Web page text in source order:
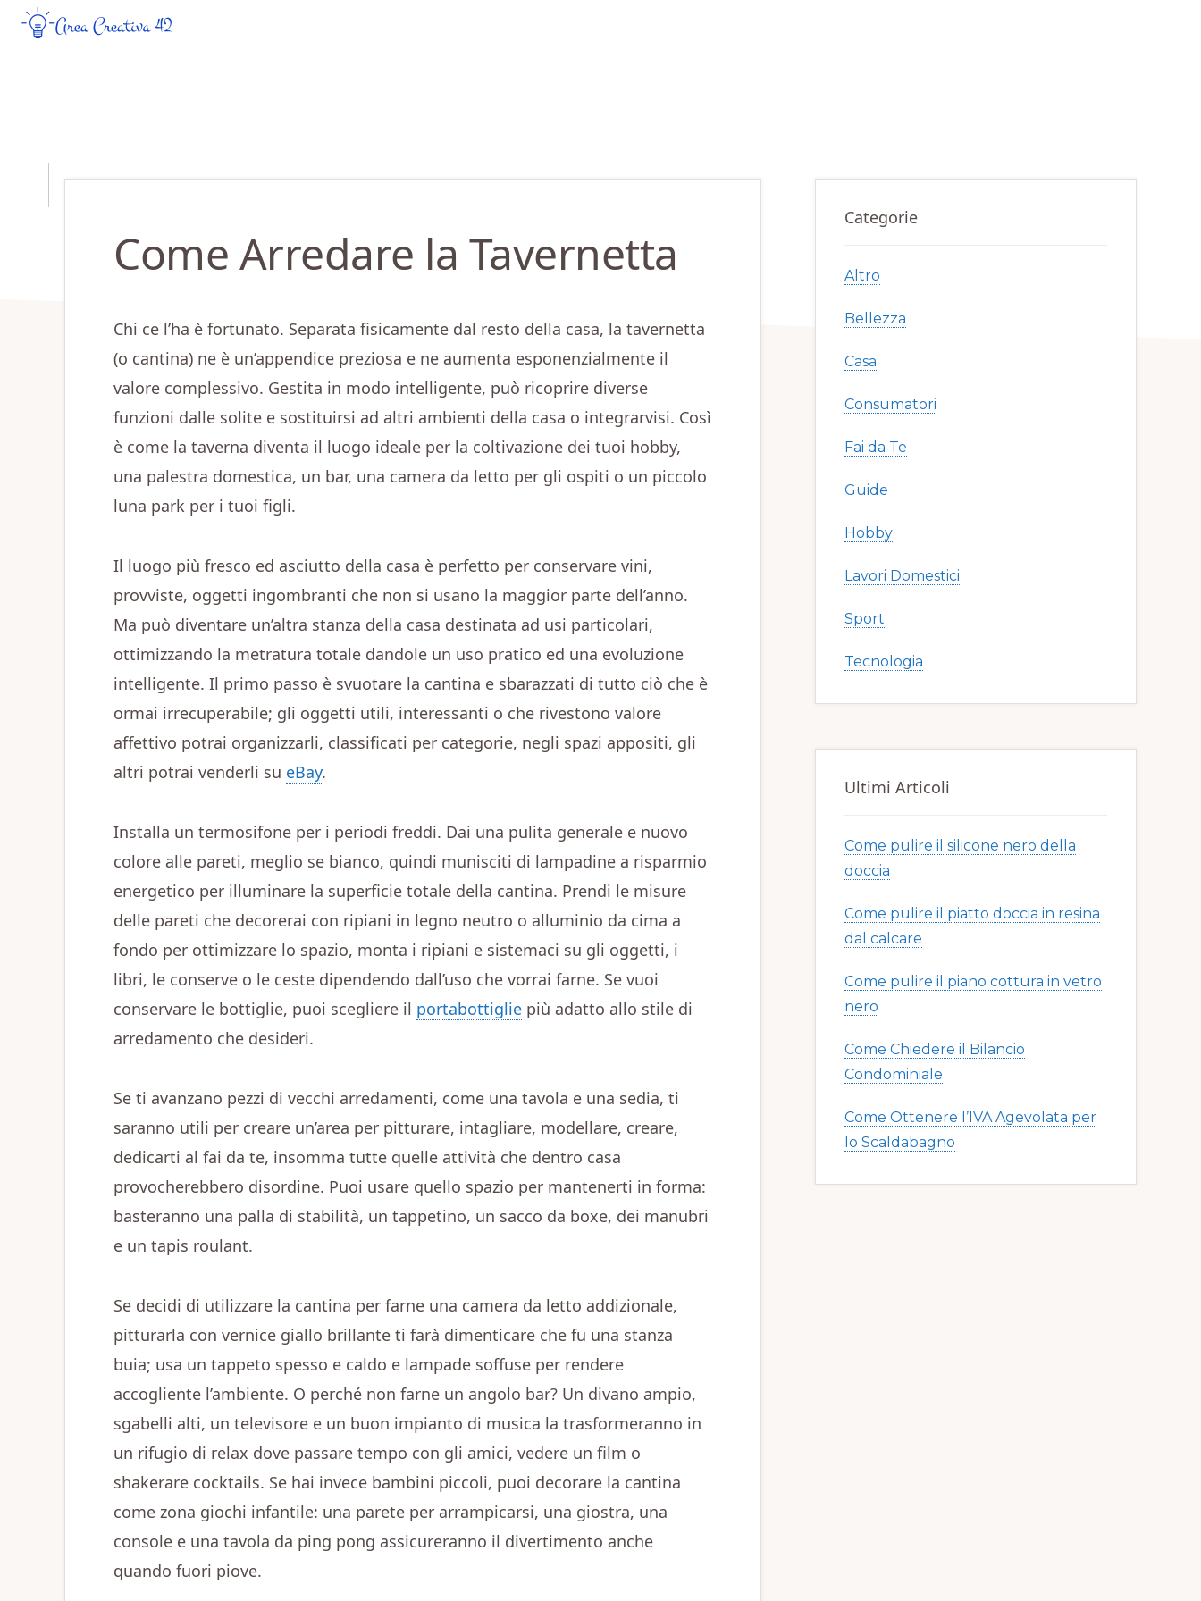
Skip
main
Skip
primary
CREATIVA
Come Arredare la Tavernetta
Chi ce l’ha è fortunato. Separata fisicamente dal resto della casa, la tavernetta
(o cantina) ne è un’appendice preziosa e ne aumenta esponenzialmente il
valore complessivo. Gestita in modo intelligente, può ricoprire diverse
funzioni dalle solite e sostituirsi ad altri ambienti della casa o integrarvisi. Così
è come la taverna diventa il luogo ideale per la coltivazione dei tuoi hobby,
una palestra domestica, un bar, una camera da letto per gli ospiti o un piccolo
luna park per i tuoi figli.
Il luogo più fresco ed asciutto della casa è perfetto per conservare vini,
provviste, oggetti ingombranti che non si usano la maggior parte dell’anno.
Ma può diventare un’altra stanza della casa destinata ad usi particolari,
ottimizzando la metratura totale dandole un uso pratico ed una evoluzione
intelligente. Il primo passo è svuotare la cantina e sbarazzati di tutto ciò che è
ormai irrecuperabile; gli oggetti utili, interessanti o che rivestono valore
affettivo potrai organizzarli, classificati per categorie, negli spazi appositi, gli
altri potrai venderli su eBay.
Installa un termosifone per i periodi freddi. Dai una pulita generale e nuovo
colore alle pareti, meglio se bianco, quindi munisciti di lampadine a risparmio
energetico per illuminare la superficie totale della cantina. Prendi le misure
delle pareti che decorerai con ripiani in legno neutro o alluminio da cima a
fondo per ottimizzare lo spazio, monta i ripiani e sistemaci su gli oggetti, i
libri, le conserve o le ceste dipendendo dall’uso che vorrai farne. Se vuoi
conservare le bottiglie, puoi scegliere il portabottiglie più adatto allo stile di
arredamento che desideri.
Se ti avanzano pezzi di vecchi arredamenti, come una tavola e una sedia, ti
saranno utili per creare un’area per pitturare, intagliare, modellare, creare,
dedicarti al fai da te, insomma tutte quelle attività che dentro casa
provocherebbero disordine. Puoi usare quello spazio per mantenerti in forma:
basteranno una palla di stabilità, un tappetino, un sacco da boxe, dei manubri
e un tapis roulant.
Se decidi di utilizzare la cantina per farne una camera da letto addizionale,
pitturarla con vernice giallo brillante ti farà dimenticare che fu una stanza
buia; usa un tappeto spesso e caldo e lampade soffuse per rendere
accogliente l’ambiente. O perché non farne un angolo bar? Un divano ampio,
sgabelli alti, un televisore e un buon impianto di musica la trasformeranno in
un rifugio di relax dove passare tempo con gli amici, vedere un film o
shakerare cocktails. Se hai invece bambini piccoli, puoi decorare la cantina
come zona giochi infantile: una parete per arrampicarsi, una giostra, una
console e una tavola da ping pong assicureranno il divertimento anche
quando fuori piove.
Primary
Sidebar
Categorie
Altro
Bellezza
Casa
Consumatori
Fai da Te
Guide
Hobby
Lavori Domestici
Sport
Tecnologia
Ultimi Articoli
Come pulire il silicone nero della
doccia​​
Come pulire il piatto doccia in resina
dal calcare​​
Come pulire il piano cottura in vetro
nero​​
Come Chiedere il Bilancio
Condominiale
Come Ottenere l’IVA Agevolata per
lo Scaldabagno